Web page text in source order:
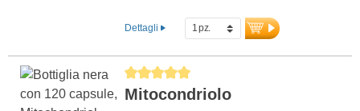
garantiscono la massima qualità.
Sviluppato da medici.
ulteriori informazioni su
Mitochondrium forte PRO
Dettagli
Average rating of 5 out of 5 stars
Mitocondriolo